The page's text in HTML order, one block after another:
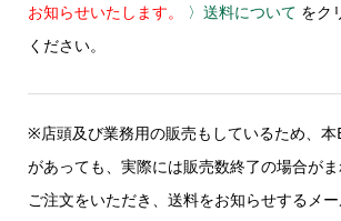
お知らせいたします。
〉送料について をク
ください。
※店頭及び業務用の販売もしているため、本
があっても、実際には販売数終了の場合がま
ご注文をいただき、送料をお知らせするメ